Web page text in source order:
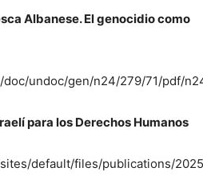
Albanese. El genocidio como
undoc/gen/n24/279/71/pdf/
para los Derechos Humanos
default/files/publications/